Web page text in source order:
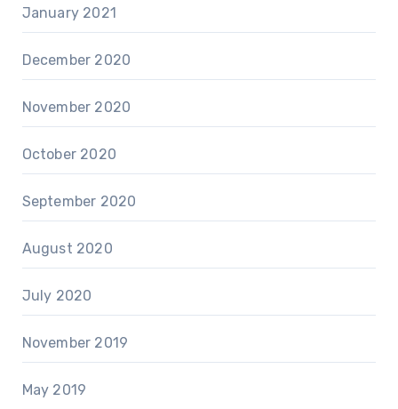
January 2021
December 2020
November 2020
October 2020
September 2020
August 2020
July 2020
November 2019
May 2019